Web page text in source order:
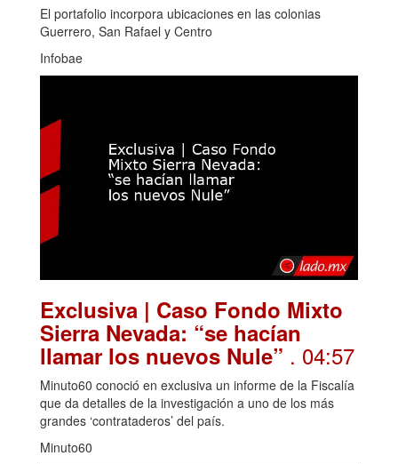
El portafolio incorpora ubicaciones en las colonias
Guerrero, San Rafael y Centro
Infobae
Exclusiva | Caso Fondo Mixto
Sierra Nevada: “se hacían
llamar los nuevos Nule” . 04:57
Minuto60 conoció en exclusiva un informe de la Fiscalía
que da detalles de la investigación a uno de los más
grandes ‘contrataderos’ del país.
Minuto60